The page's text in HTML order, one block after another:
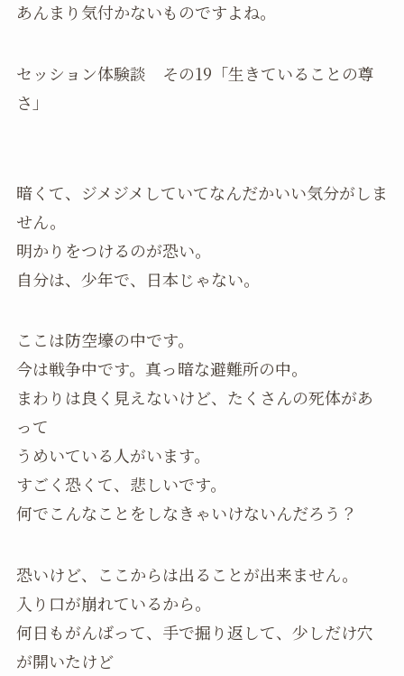
あんまり気付かないものですよね。
セッション体験談 その19「生きていることの尊
さ」
暗くて、ジメジメしていてなんだかいい気分がしま
せん。
明かりをつけるのが恐い。
自分は、少年で、日本じゃない。
ここは防空壕の中です。
今は戦争中です。真っ暗な避難所の中。
まわりは良く見えないけど、たくさんの死体があ
って
うめいている人がいます。
すごく恐くて、悲しいです。
何でこんなことをしなきゃいけないんだろう？
恐いけど、ここからは出ることが出来ません。
入り口が崩れているから。
何日もがんばって、手で掘り返して、少しだけ穴
が開いたけど